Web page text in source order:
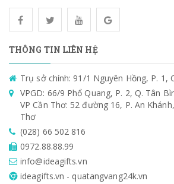
THÔNG TIN LIÊN HỆ
Trụ sở chính: 91/1 Nguyên Hồng, P. 1,
VPGD: 66/9 Phổ Quang, P. 2, Q. Tân
VP Cần Thơ: 52 đường 16, P. An
Thơ
(028) 66 502 816
0972.88.88.99
info@ideagifts.vn
ideagifts.vn - quatangvang24k.vn